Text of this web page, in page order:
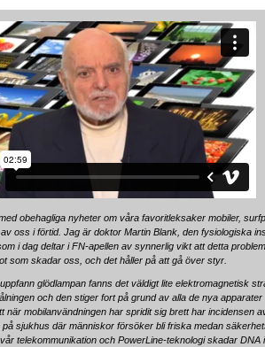
obehagliga nyheter om våra favoritleksaker mobiler,
oss i förtid. Jag är doktor Martin Blank, den fysiologiska
i dag deltar i FN-apellen av synnerlig vikt att detta
som skadar oss, och det håller på att gå över styr.
glödlampan fanns det väldigt lite elektromagnetisk
och den stiger fort på grund av alla de nya
när mobilanvändningen har spridit sig brett har incidensen
sjukhus där människor försöker bli friska medan
telekommunikation och PowerLine-teknologi skadar